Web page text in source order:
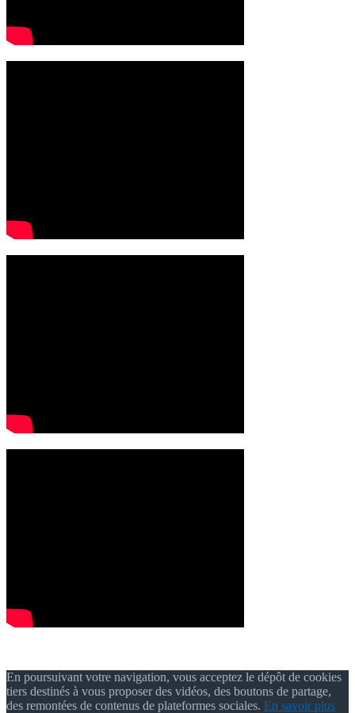
En poursuivant votre navigation, vous acceptez le dépôt de cookies
tiers destinés à vous proposer des vidéos, des boutons de partage,
des remontées de contenus de plateformes sociales. En savoir plus